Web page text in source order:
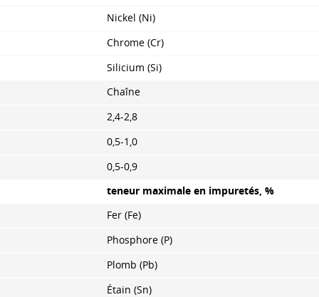
Nickel (Ni)
Chrome (Cr)
Silicium (Si)
Chaîne
2,4-2,8
0,5-1,0
0,5-0,9
teneur maximale en impuretés, %
Fer (Fe)
Phosphore (P)
Plomb (Pb)
Étain (Sn)